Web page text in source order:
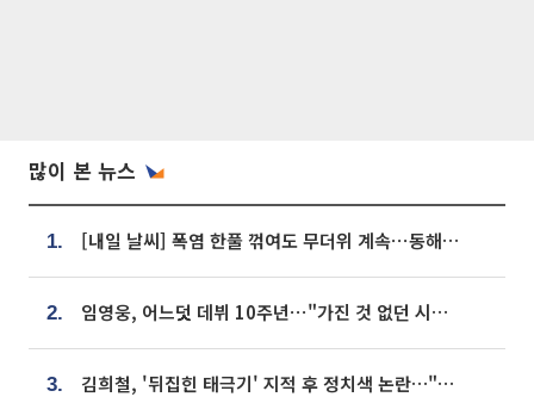
많이 본 뉴스
1. [내일 날씨] 폭염 한풀 꺾여도 무더위 계속⋯동해안 이틀 연속 비
2. 임영웅, 어느덧 데뷔 10주년⋯"가진 것 없던 시절, 내 앞엔 20명의 팬뿐"
3. 김희철, '뒤집힌 태극기' 지적 후 정치색 논란…"좌우 떠나 우리나라 국기"